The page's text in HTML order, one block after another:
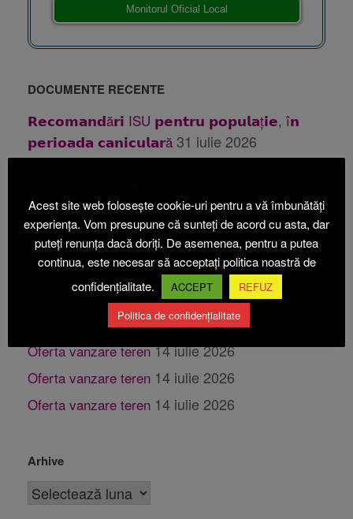
Monitorul Oficial Local
DOCUMENTE RECENTE
𝗥𝗲𝗰𝗼𝗺𝗮𝗻𝗱ă𝗿𝗶 ISU 𝗽𝗲𝗻𝘁𝗿𝘂 𝗽𝗼𝗽𝘂𝗹𝗮ț𝗶𝗲, î𝗻
𝗽𝗲𝗿𝗶𝗼𝗮𝗱𝗮 𝗰𝗮𝗻𝗶𝗰𝘂𝗹𝗮𝗿ă 31 iulie 2026
Anunt PUZ Etapa 1 Beica 24 iulie 2026
Anunt PUZ Etapa 2 ABI ECOACVACULTURA 24
iulie 2026
Oferta vanzare teren 14 iulie 2026
Oferta vanzare teren 14 iulie 2026
Oferta vanzare teren 14 iulie 2026
Oferta vanzare teren 14 iulie 2026
Oferta vanzare teren 14 iulie 2026
Arhive
Acest site web folosește cookie-uri pentru a vă îmbunătăți
experiența. Vom presupune că sunteți de acord cu asta, dar
puteți renunța dacă doriți. De asemenea, pentru a putea
continua, este necesar să acceptați politica noastră de
confidențialitate.
ACCEPT
REFUZ
Politica de confidențialitate